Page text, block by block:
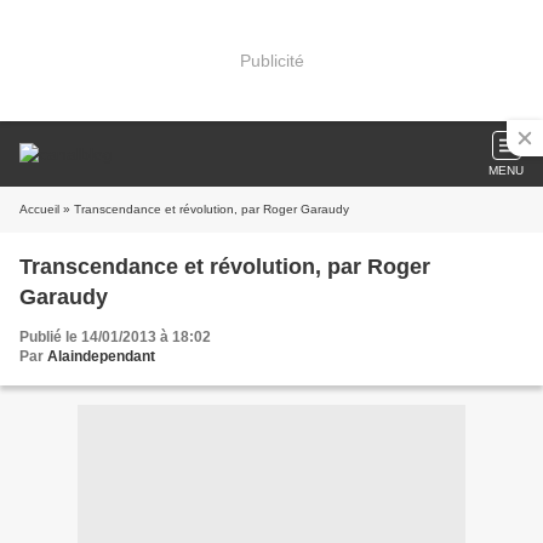
Publicité
MENU
Accueil » Transcendance et révolution, par Roger Garaudy
Transcendance et révolution, par Roger
Garaudy
Publié le 14/01/2013 à 18:02
Par Alaindependant